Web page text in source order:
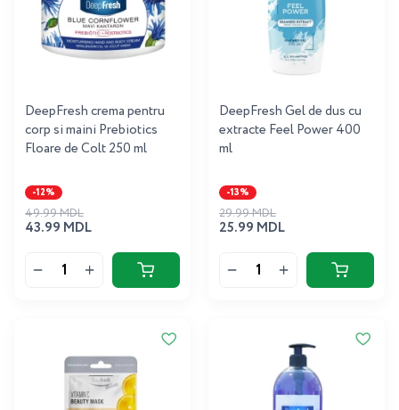
DeepFresh crema pentru
corp si maini Prebiotics
Floare de Colt 250 ml
-12%
43.99 MDL
49.99 MDL
DeepFresh Gel de dus cu
extracte Feel Power 400
ml
-13%
25.99 MDL
29.99 MDL